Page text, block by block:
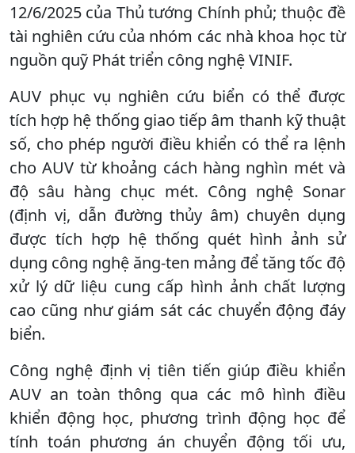
12/6/2025 của Thủ tướng Chính phủ; thuộc đề
tài nghiên cứu của nhóm các nhà khoa học từ
nguồn quỹ Phát triển công nghệ VINIF.
AUV phục vụ nghiên cứu biển có thể được
tích hợp hệ thống giao tiếp âm thanh kỹ thuật
số, cho phép người điều khiển có thể ra lệnh
cho AUV từ khoảng cách hàng nghìn mét và
độ sâu hàng chục mét. Công nghệ Sonar
(định vị, dẫn đường thủy âm) chuyên dụng
được tích hợp hệ thống quét hình ảnh sử
dụng công nghệ ăng-ten mảng để tăng tốc độ
xử lý dữ liệu cung cấp hình ảnh chất lượng
cao cũng như giám sát các chuyển động đáy
biển.
Công nghệ định vị tiên tiến giúp điều khiển
AUV an toàn thông qua các mô hình điều
khiển động học, phương trình động học để
tính toán phương án chuyển động tối ưu,